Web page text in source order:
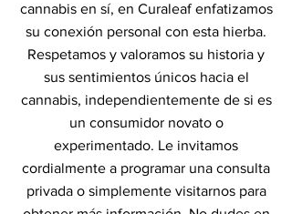
cannabis en sí, en Curaleaf enfatizamos
su conexión personal con esta hierba.
Respetamos y valoramos su historia y
sus sentimientos únicos hacia el
cannabis, independientemente de si es
un consumidor novato o
experimentado. Le invitamos
cordialmente a programar una consulta
privada o simplemente visitarnos para